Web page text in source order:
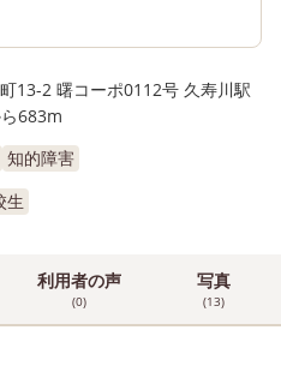
13-2 曙コーポ0112号 久寿川駅
683m
知的障害
生
利用者の声
(0)
写真
(13)